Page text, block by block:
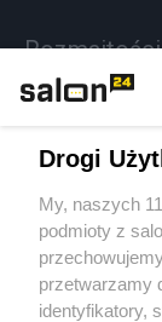
Rozmaitości
Sport
Kultura
Drogi
My, naszych
podmioty z
przetwarzamy
identyfikatory,